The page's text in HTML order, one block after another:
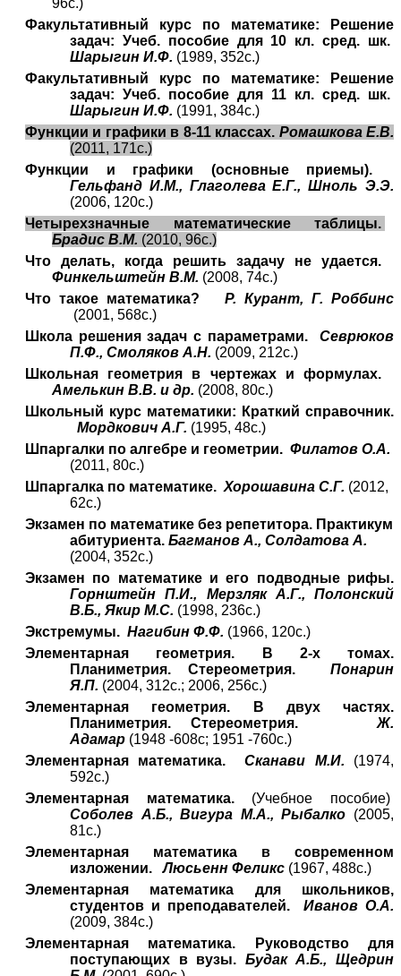
96с.)
Факультативный курс по математике: Решение
задач: Учеб. пособие для 10 кл. сред. шк.
Шарыгин И.Ф. (1989, 352с.)
Факультативный курс по математике: Решение
задач: Учеб. пособие для 11 кл. сред. шк.
Шарыгин И.Ф. (1991, 384с.)
Функции и графики в 8-11 классах. Ромашкова Е.В.
(2011, 171с.)
Функции и графики (основные приемы).
Гельфанд И.М., Глаголева Е.Г., Шноль Э.Э.
(2006, 120с.)
Четырехзначные математические таблицы.
Брадис В.М. (2010, 96с.)
Что делать, когда решить задачу не удается.
Финкельштейн В.М. (2008, 74с.)
Что такое математика?
Р. Курант, Г. Роббинс
(2001, 568с.)
Школа решения задач с параметрами. Севрюков
П.Ф., Смоляков А.Н. (2009, 212с.)
Школьная геометрия в чертежах и формулах.
Амелькин В.В. и др. (2008, 80с.)
Школьный курс математики: Краткий справочник.
Мордкович А.Г. (1995, 48с.)
Шпаргалки по алгебре и геометрии. Филатов О.А.
(2011, 80с.)
Шпаргалка по математике. Хорошавина С.Г. (2012,
62с.)
Экзамен по математике без репетитора. Практикум
абитуриента. Багманов А., Солдатова А.
(2004, 352с.)
Экзамен по математике и его подводные рифы.
Горнштейн П.И., Мерзляк А.Г., Полонский
В.Б., Якир М.С. (1998, 236с.)
Экстремумы. Нагибин Ф.Ф. (1966, 120с.)
Элементарная геометрия. В 2-х томах.
Планиметрия. Стереометрия. Понарин
Я.П. (2004, 312с.; 2006, 256с.)
Элементарная геометрия. В двух частях.
Планиметрия. Стереометрия.
Ж.
Адамар (1948 -608с; 1951 -760с.)
Элементарная математика.Сканави М.И. (1974,
592с.)
Элементарная математика.(Учебное пособие)
Соболев А.Б., Вигура М.А., Рыбалко (2005,
81с.)
Элементарная математика в современном
изложении.Люсьенн Феликс (1967, 488с.)
Элементарная математика для школьников,
студентов и преподавателей.Иванов О.А.
(2009, 384с.)
Элементарная математика. Руководство для
поступающих в вузы. Будак А.Б., Щедрин